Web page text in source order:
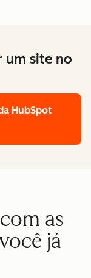
um site no
HubSpot
as
já